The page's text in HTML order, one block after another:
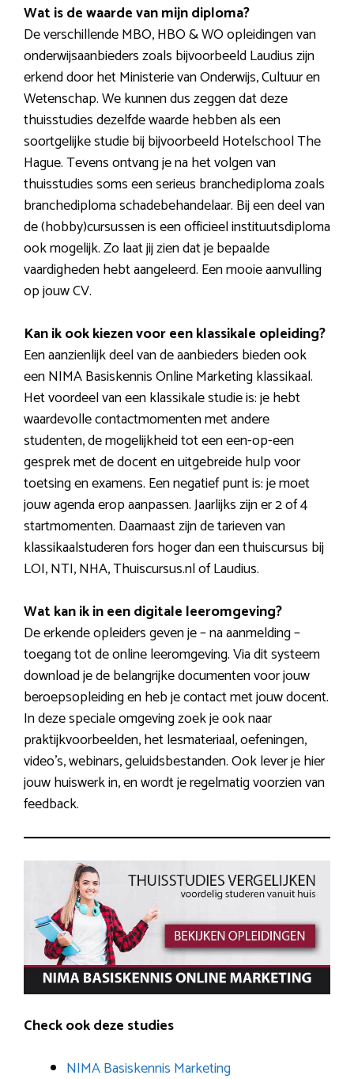
Wat is de waarde van mijn diploma?
De verschillende MBO, HBO & WO opleidingen van
onderwijsaanbieders zoals bijvoorbeeld Laudius zijn
erkend door het Ministerie van Onderwijs, Cultuur en
Wetenschap. We kunnen dus zeggen dat deze
thuisstudies dezelfde waarde hebben als een
soortgelijke studie bij bijvoorbeeld Hotelschool The
Hague. Tevens ontvang je na het volgen van
thuisstudies soms een serieus branchediploma zoals
branchediploma schadebehandelaar. Bij een deel van
de (hobby)cursussen is een officieel instituutsdiploma
ook mogelijk. Zo laat jij zien dat je bepaalde
vaardigheden hebt aangeleerd. Een mooie aanvulling
op jouw CV.
Kan ik ook kiezen voor een klassikale opleiding?
Een aanzienlijk deel van de aanbieders bieden ook
een NIMA Basiskennis Online Marketing klassikaal.
Het voordeel van een klassikale studie is: je hebt
waardevolle contactmomenten met andere
studenten, de mogelijkheid tot een een-op-een
gesprek met de docent en uitgebreide hulp voor
toetsing en examens. Een negatief punt is: je moet
jouw agenda erop aanpassen. Jaarlijks zijn er 2 of 4
startmomenten. Daarnaast zijn de tarieven van
klassikaalstuderen fors hoger dan een thuiscursus bij
LOI, NTI, NHA, Thuiscursus.nl of Laudius.
Wat kan ik in een digitale leeromgeving?
De erkende opleiders geven je – na aanmelding –
toegang tot de online leeromgeving. Via dit systeem
download je de belangrijke documenten voor jouw
beroepsopleiding en heb je contact met jouw docent.
In deze speciale omgeving zoek je ook naar
praktijkvoorbeelden, het lesmateriaal, oefeningen,
video’s, webinars, geluidsbestanden. Ook lever je hier
jouw huiswerk in, en wordt je regelmatig voorzien van
feedback.
Check ook deze studies
NIMA Basiskennis Marketing